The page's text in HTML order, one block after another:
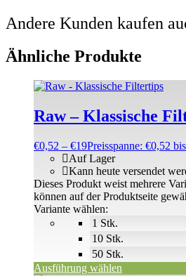
Andere Kunden kaufen
Ähnliche Produkte
Raw – Klassische
€0,52 – €19Preisspanne: €0,52
1 Stk.
10 Stk.
50 Stk.
Auf Lager
Kann heute versendet
Variante wählen:
Ausführung wählen
Dieses Produkt weist mehrere
können auf der Produktseite